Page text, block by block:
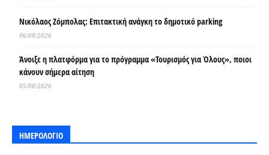
Νικόλαος Ζόμπολας: Επιτακτική ανάγκη το δημοτικό parking
06/08/2026
Άνοιξε η πλατφόρμα για το πρόγραμμα «Τουρισμός για Όλους», ποιοι
κάνουν σήμερα αίτηση
05/08/2026
ΗΜΕΡΟΛΟΓΙΟ